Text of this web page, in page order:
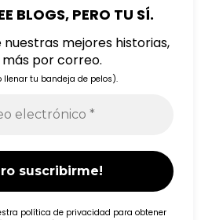
BLOGS, PERO TU SÍ.
mejores historias,
por correo.
llenar tu bandeja de pelos).
política de privacidad para obtener